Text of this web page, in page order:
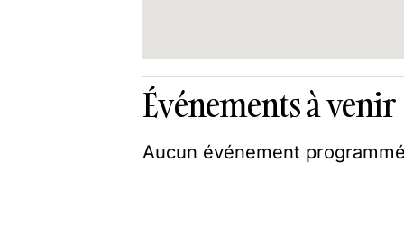
Événements à venir
Aucun événement